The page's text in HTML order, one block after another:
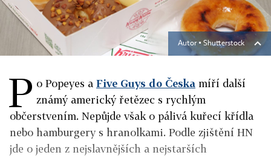
Autor ▪ Shutterstock
P o Popeyes a Five Guys do Česka míří další
známý americký řetězec s rychlým
občerstvením. Nepůjde však o pálivá kuřecí křídla
nebo hamburgery s hranolkami. Podle zjištění HN
jde o jeden z nejslavnějších a nejstarších